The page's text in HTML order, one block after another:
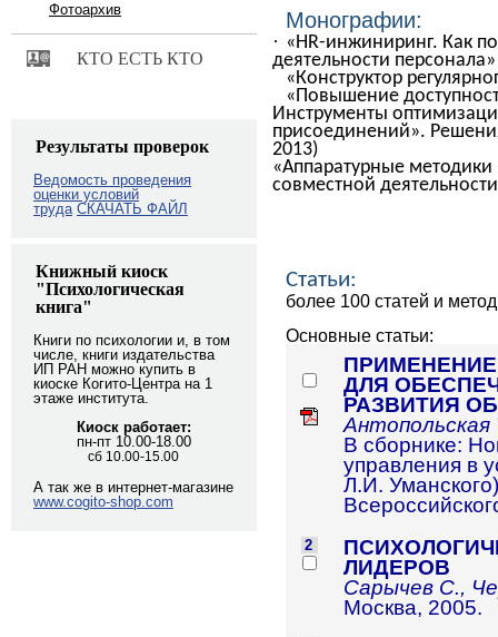
Монографии:
· «HR-инжиниринг. Как
деятельности
«Конструктор
«Повышение
Инструменты
присоединений».
2013)
«Аппаратурные методики
совместной
Статьи:
более 100 статей и
Основные статьи:
ДЛЯ
РАЗВИТИЯ
В сборнике:
управления в
Л.И.
2
ЛИДЕРОВ
Сарычев С.,
Москва, 2005.
Фотоархив
КТО ЕСТЬ КТО
Результаты проверок
Ведомость проведения
оценки условий
труда СКАЧАТЬ ФАЙЛ
Книжный киоск
"Психологическая
книга"
Книги по психологии и, в том
числе, книги издательства
ИП РАН можно купить в
киоске Когито-Центра на 1
этаже института.
Киоск работает:
пн-пт 10.00-18.00
сб 10.00-15.00
А так же в интернет-магазине
www.cogito-shop.com